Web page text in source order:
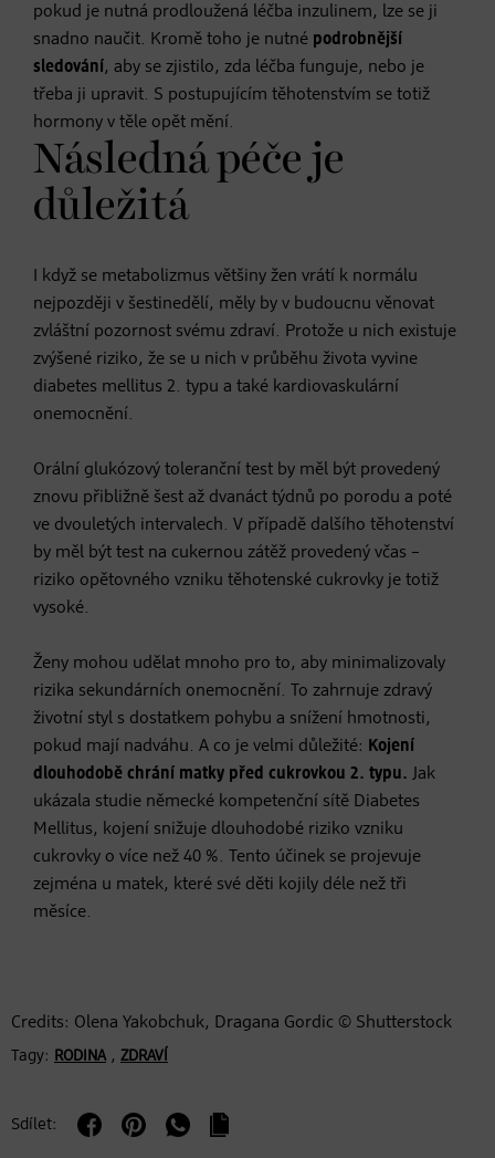
pokud je nutná prodloužená léčba inzulinem, lze se ji
snadno naučit. Kromě toho je nutné podrobnější
sledování, aby se zjistilo, zda léčba funguje, nebo je
třeba ji upravit. S postupujícím těhotenstvím se totiž
hormony v těle opět mění.
Následná péče je
důležitá
I když se metabolizmus většiny žen vrátí k normálu
nejpozději v šestinedělí, měly by v budoucnu věnovat
zvláštní pozornost svému zdraví. Protože u nich existuje
zvýšené riziko, že se u nich v průběhu života vyvine
diabetes mellitus 2. typu a také kardiovaskulární
onemocnění.
Orální glukózový toleranční test by měl být provedený
znovu přibližně šest až dvanáct týdnů po porodu a poté
ve dvouletých intervalech. V případě dalšího těhotenství
by měl být test na cukernou zátěž provedený včas –
riziko opětovného vzniku těhotenské cukrovky je totiž
vysoké.
Ženy mohou udělat mnoho pro to, aby minimalizovaly
rizika sekundárních onemocnění. To zahrnuje zdravý
životní styl s dostatkem pohybu a snížení hmotnosti,
pokud mají nadváhu. A co je velmi důležité: Kojení
dlouhodobě chrání matky před cukrovkou 2. typu. Jak
ukázala studie německé kompetenční sítě Diabetes
Mellitus, kojení snižuje dlouhodobé riziko vzniku
cukrovky o více než 40 %. Tento účinek se projevuje
zejména u matek, které své děti kojily déle než tři
měsíce.
Credits: Olena Yakobchuk, Dragana Gordic © Shutterstock
Tagy: RODINA, ZDRAVÍ
Sdílet: